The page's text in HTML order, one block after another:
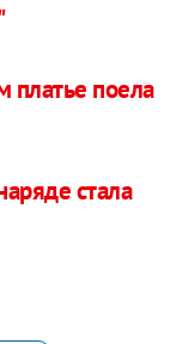
платье поела
стала